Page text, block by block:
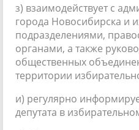
з) взаимодействует с
города Новосибирска и
подразделениями,
органами, а также
общественных
территории
и) регулярно
депутата в